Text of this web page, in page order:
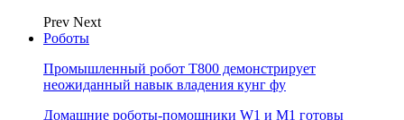
Prev Next
Роботы
Промышленный робот Т800 демонстрирует
неожиданный навык владения кунг фу
Домашние роботы-помощники W1 и M1 готовы